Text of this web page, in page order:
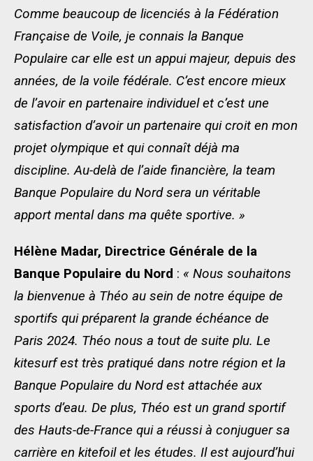
Comme beaucoup de licenciés à la Fédération
Française de Voile, je connais la Banque
Populaire car elle est un appui majeur, depuis des
années, de la voile fédérale. C’est encore mieux
de l’avoir en partenaire individuel et c’est une
satisfaction d’avoir un partenaire qui croit en mon
projet olympique et qui connaît déjà ma
discipline. Au-delà de l’aide financière, la team
Banque Populaire du Nord sera un véritable
apport mental dans ma quête sportive. »
Hélène Madar, Directrice Générale de la
Banque Populaire du Nord : « Nous souhaitons
la bienvenue à Théo au sein de notre équipe de
sportifs qui préparent la grande échéance de
Paris 2024. Théo nous a tout de suite plu. Le
kitesurf est très pratiqué dans notre région et la
Banque Populaire du Nord est attachée aux
sports d’eau. De plus, Théo est un grand sportif
des Hauts-de-France qui a réussi à conjuguer sa
carrière en kitefoil et les études. Il est aujourd’hui